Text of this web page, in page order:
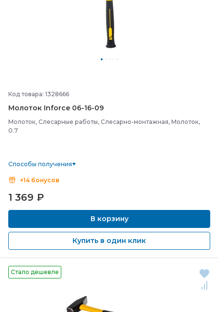
Код товара: 1328666
Молоток Inforce 06-16-09
Молоток, Слесарные работы, Слесарно-монтажная, Молоток,
0.7
Способы получения
+14 бонусов
1 369 ₽
В корзину
Купить в один клик
Стало дешевле